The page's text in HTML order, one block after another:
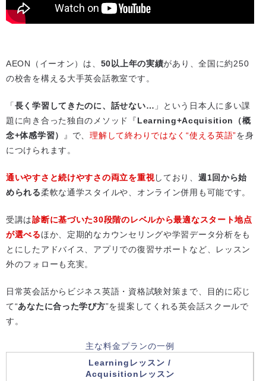
AEON（イーオン）は、 50以上年の実績があり、全国に約250
の校舎を構える大手英会話教室です。
「長く学習してきたのに、話せない… 」という日本人に多い課
題に向き合った独自のメソッド『Learning+Acquisition（概
念+体感学習）
』で、理解して終わりではなく“使える英語”を身
につけられます。
通いやすさと続けやすさの両立を重視しており、 週1回から始
められる柔軟な通学スタイルや、オンライン併用も可能です。
受講は診断に基づいた30段階のレベルから最適なスタート地点
が選べるほか、定期的なカウンセリングや学習データ分析をも
とにしたアドバイス、アプリでの復習サポートなど、レッスン
外のフォローも充実。
日常英会話からビジネス英語・資格試験対策まで、目的に応じ
て“あなたに合った学び方”を提案してくれる英会話スクールで
す。
主な料金プランの一例
Learningレッスン /
Acquisitionレッスン